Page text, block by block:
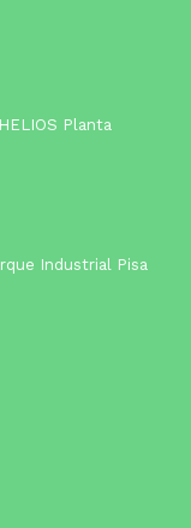
Planta
Industrial Pisa